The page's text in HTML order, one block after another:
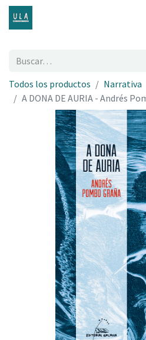
Todos los productos
Narrativa
A DONA DE AURIA - Andrés